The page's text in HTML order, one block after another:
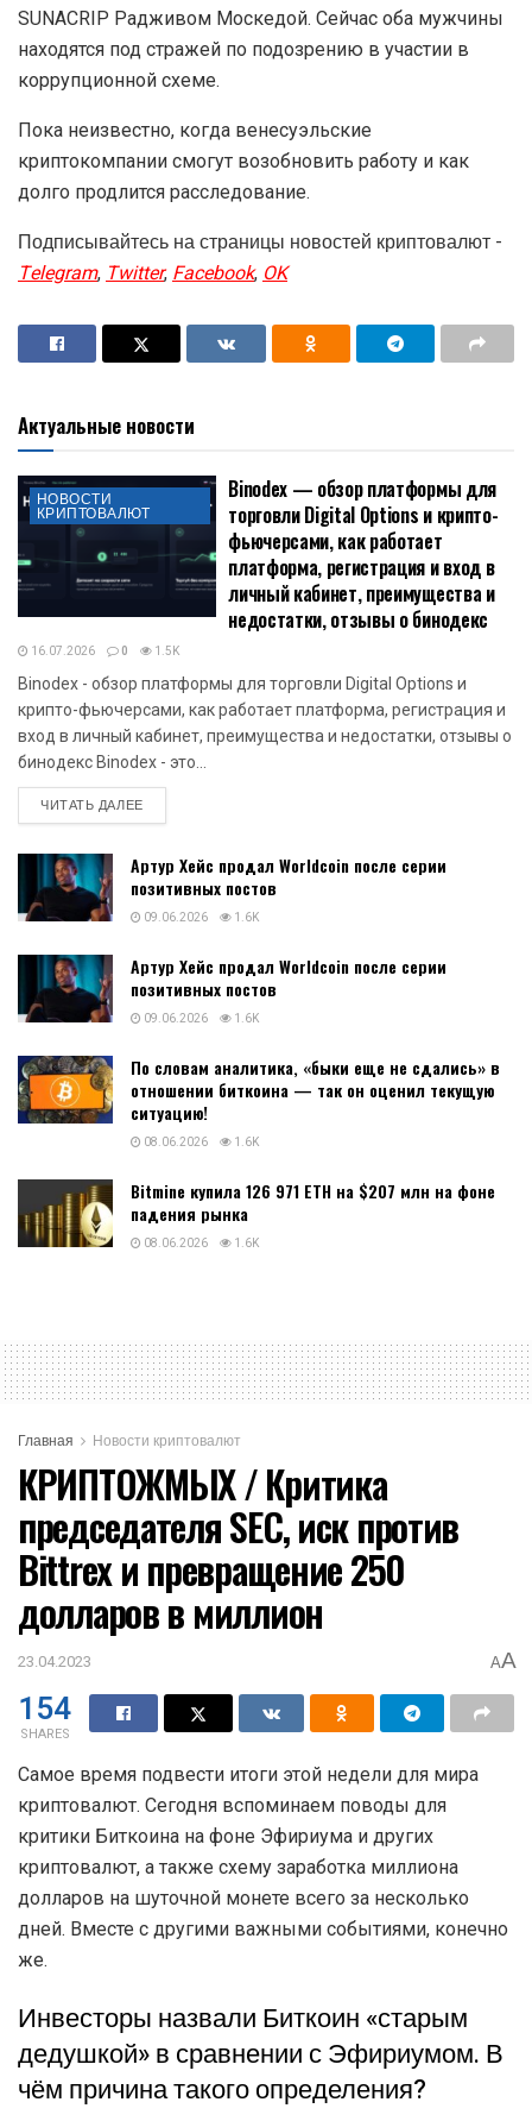
SUNACRIP Радживом Москедой. Сейчас оба мужчины
находятся под стражей по подозрению в участии в
коррупционной схеме.
Пока неизвестно, когда венесуэльские
криптокомпании смогут возобновить работу и как
долго продлится расследование.
Подписывайтесь на страницы новостей криптовалют -
Telegram,Twitter,Facebook,OK
Актуальные новости
НОВОСТИ
КРИПТОВАЛЮТ
Binodex — обзор платформы для
торговли Digital Options и крипто-
фьючерсами, как работает
платформа, регистрация и вход в
личный кабинет, преимущества и
недостатки, отзывы о бинодекс
16.07.2026 0 1.5K
Binodex - обзор платформы для торговли Digital Options и
крипто-фьючерсами, как работает платформа, регистрация и
вход в личный кабинет, преимущества и недостатки, отзывы о
бинодекс Binodex - это...
ЧИТАТЬ ДАЛЕЕDETAILS
Артур Хейс продал Worldcoin после серии
позитивных постов
09.06.2026 1.6K
Артур Хейс продал Worldcoin после серии
позитивных постов
09.06.2026 1.6K
По словам аналитика, «быки еще не сдались» в
отношении биткоина — так он оценил текущую
ситуацию!
08.06.2026 1.6K
Bitmine купила 126 971 ETH на $207 млн на фоне
падения рынка
08.06.2026 1.6K
Главная Новости криптовалют
КРИПТОЖМЫХ / Критика
председателя SEC, иск против
Bittrex и превращение 250
долларов в миллион
23.04.2023 AA
154
SHARES
Самое время подвести итоги этой недели для мира
криптовалют. Сегодня вспоминаем поводы для
критики Биткоина на фоне Эфириума и других
криптовалют, а также схему заработка миллиона
долларов на шуточной монете всего за несколько
дней. Вместе с другими важными событиями, конечно
же.
Инвесторы назвали Биткоин «старым
дедушкой» в сравнении с Эфириумом. В
чём причина такого определения?